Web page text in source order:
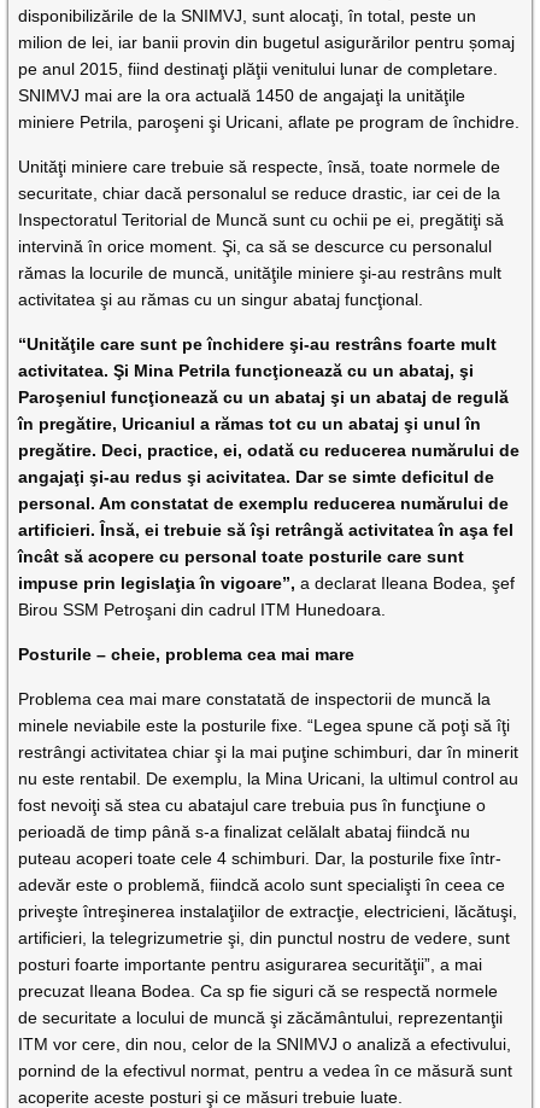
disponibilizările de la SNIMVJ, sunt alocaţi, în total, peste un
milion de lei, iar banii provin din bugetul asigurărilor pentru șomaj
pe anul 2015, fiind destinaţi plăţii venitului lunar de completare.
SNIMVJ mai are la ora actuală 1450 de angajaţi la unităţile
miniere Petrila, paroşeni şi Uricani, aflate pe program de închidre.
Unităţi miniere care trebuie să respecte, însă, toate normele de
securitate, chiar dacă personalul se reduce drastic, iar cei de la
Inspectoratul Teritorial de Muncă sunt cu ochii pe ei, pregătiţi să
intervină în orice moment. Şi, ca să se descurce cu personalul
rămas la locurile de muncă, unităţile miniere şi-au restrâns mult
activitatea şi au rămas cu un singur abataj funcţional.
“Unităţile care sunt pe închidere şi-au restrâns foarte mult
activitatea. Şi Mina Petrila funcţionează cu un abataj, şi
Paroşeniul funcţionează cu un abataj şi un abataj de regulă
în pregătire, Uricaniul a rămas tot cu un abataj şi unul în
pregătire. Deci, practice, ei, odată cu reducerea numărului de
angajaţi şi-au redus şi acivitatea. Dar se simte deficitul de
personal. Am constatat de exemplu reducerea numărului de
artificieri. Însă, ei trebuie să îşi retrângă activitatea în aşa fel
încât să acopere cu personal toate posturile care sunt
impuse prin legislaţia în vigoare”, a declarat Ileana Bodea, şef
Birou SSM Petroşani din cadrul ITM Hunedoara.
Posturile – cheie, problema cea mai mare
Problema cea mai mare constatată de inspectorii de muncă la
minele neviabile este la posturile fixe. “Legea spune că poţi să îţi
restrângi activitatea chiar şi la mai puţine schimburi, dar în minerit
nu este rentabil. De exemplu, la Mina Uricani, la ultimul control au
fost nevoiţi să stea cu abatajul care trebuia pus în funcţiune o
perioadă de timp până s-a finalizat celălalt abataj fiindcă nu
puteau acoperi toate cele 4 schimburi. Dar, la posturile fixe într-
adevăr este o problemă, fiindcă acolo sunt specialişti în ceea ce
priveşte întreşinerea instalaţiilor de extracţie, electricieni, lăcătuşi,
artificieri, la telegrizumetrie şi, din punctul nostru de vedere, sunt
posturi foarte importante pentru asigurarea securităţii”, a mai
precuzat Ileana Bodea. Ca sp fie siguri că se respectă normele
de securitate a locului de muncă şi zăcământului, reprezentanţii
ITM vor cere, din nou, celor de la SNIMVJ o analiză a efectivului,
pornind de la efectivul normat, pentru a vedea în ce măsură sunt
acoperite aceste posturi şi ce măsuri trebuie luate.